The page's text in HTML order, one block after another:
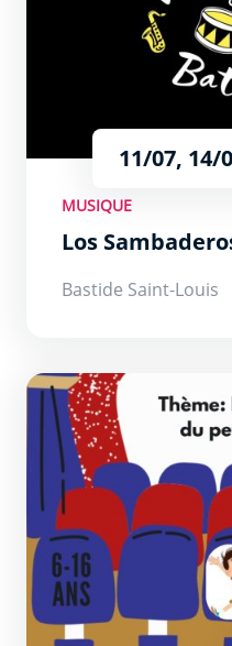
11/07, 14/
08/08, 15/
MUSIQUE
Los
Bastide Saint-Louis
Stage théâtre